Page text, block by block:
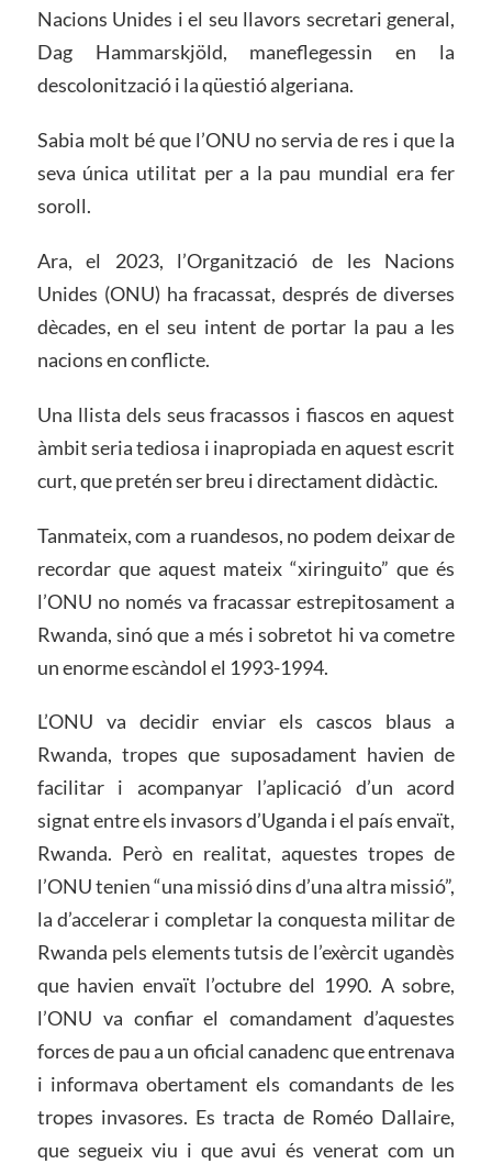
Nacions Unides i el seu llavors secretari general,
Dag Hammarskjöld, maneflegessin en la
descolonització i la qüestió algeriana.
Sabia molt bé que l’ONU no servia de res i que la
seva única utilitat per a la pau mundial era fer
soroll.
Ara, el 2023, l’Organització de les Nacions
Unides (ONU) ha fracassat, després de diverses
dècades, en el seu intent de portar la pau a les
nacions en conflicte.
Una llista dels seus fracassos i fiascos en aquest
àmbit seria tediosa i inapropiada en aquest escrit
curt, que pretén ser breu i directament didàctic.
Tanmateix, com a ruandesos, no podem deixar de
recordar que aquest mateix “xiringuito” que és
l’ONU no només va fracassar estrepitosament a
Rwanda, sinó que a més i sobretot hi va cometre
un enorme escàndol el 1993-1994.
L’ONU va decidir enviar els cascos blaus a
Rwanda, tropes que suposadament havien de
facilitar i acompanyar l’aplicació d’un acord
signat entre els invasors d’Uganda i el país envaït,
Rwanda. Però en realitat, aquestes tropes de
l’ONU tenien “una missió dins d’una altra missió”,
la d’accelerar i completar la conquesta militar de
Rwanda pels elements tutsis de l’exèrcit ugandès
que havien envaït l’octubre del 1990. A sobre,
l’ONU va confiar el comandament d’aquestes
forces de pau a un oficial canadenc que entrenava
i informava obertament els comandants de les
tropes invasores. Es tracta de Roméo Dallaire,
que segueix viu i que avui és venerat com un